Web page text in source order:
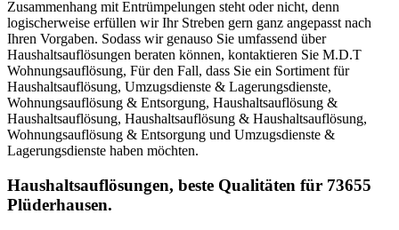
Zusammenhang mit Entrümpelungen steht oder nicht, denn
logischerweise erfüllen wir Ihr Streben gern ganz angepasst nach
Ihren Vorgaben. Sodass wir genauso Sie umfassend über
Haushaltsauflösungen beraten können, kontaktieren Sie M.D.T
Wohnungsauflösung, Für den Fall, dass Sie ein Sortiment für
Haushaltsauflösung, Umzugsdienste & Lagerungsdienste,
Wohnungsauflösung & Entsorgung, Haushaltsauflösung &
Haushaltsauflösung, Haushaltsauflösung & Haushaltsauflösung,
Wohnungsauflösung & Entsorgung und Umzugsdienste &
Lagerungsdienste haben möchten.
Haushaltsauflösungen, beste Qualitäten für 73655
Plüderhausen.